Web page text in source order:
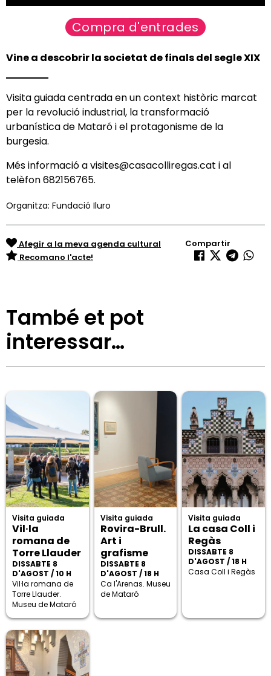
Compra d'entrades
Vine a descobrir la societat de finals del segle XIX
Visita guiada centrada en un context històric marcat
per la revolució industrial, la transformació
urbanística de Mataró i el protagonisme de la
burgesia.
Més informació a visites@casacolliregas.cat i al
telèfon 682156765.
Organitza: Fundació Iluro
Afegir a la meva agenda cultural
Recomano l'acte!
Compartir
També et pot
interessar…
Visita guiada
Vil·la
romana de
Torre Llauder
DISSABTE 8
D'AGOST / 10 H
Vil·la romana de
Torre Llauder.
Museu de Mataró
Visita guiada
Rovira-Brull.
Art i
grafisme
DISSABTE 8
D'AGOST / 18 H
Ca l'Arenas. Museu
de Mataró
Visita guiada
La casa Coll i
Regàs
DISSABTE 8
D'AGOST / 18 H
Casa Coll i Regàs